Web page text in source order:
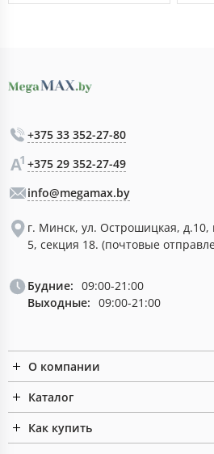
+375 33 352-27-80
+375 29 352-27-49
info@megamax.by
г. Минск, ул. Острошицкая,
5, секция 18. (почтовые
Будние: 09:00-21:00
Выходные: 09:00-21:00
О компании
Каталог
Как купить